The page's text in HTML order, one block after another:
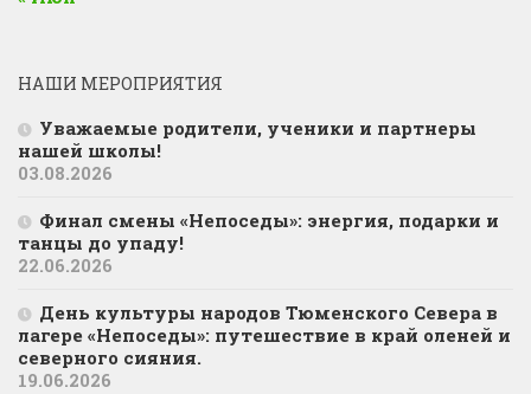
НАШИ МЕРОПРИЯТИЯ
Уважаемые родители, ученики и партнеры
нашей школы!
03.08.2026
Финал смены «Непоседы»: энергия, подарки и
танцы до упаду!
22.06.2026
День культуры народов Тюменского Севера в
лагере «Непоседы»: путешествие в край оленей и
северного сияния.
19.06.2026